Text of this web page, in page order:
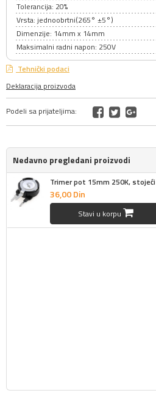
Tolerancija: 20%
Vrsta: jednoobrtni(265° ±5°)
Dimenzije: 14mm x 14mm
Maksimalni radni napon: 250V
Tehnički podaci
Deklaracija proizvoda
Podeli sa prijateljima:
Nedavno pregledani proizvodi
Trimer pot 15mm 250K, stojeći
36,00Din
Stavi u korpu